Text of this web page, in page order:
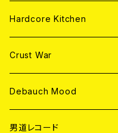
Hardcore Kitchen
Crust War
Debauch Mood
男道レコード